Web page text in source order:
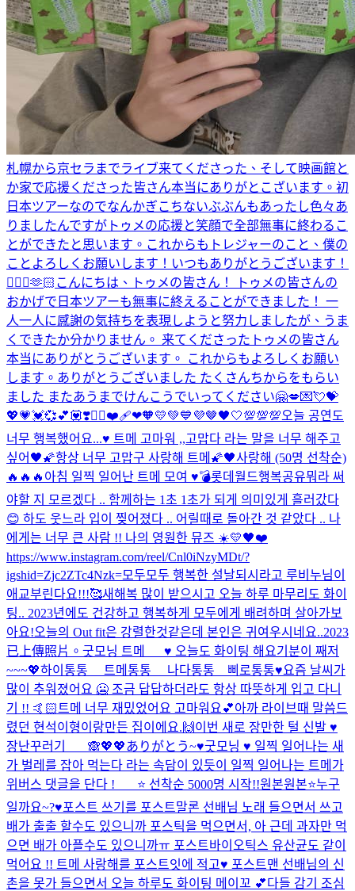
札幌から京セラまでライブ来てくださった、そして映画館と
か家で応援くださった皆さん本当にありがとこざいます。初
日本ツアーなのでなんかぎこちないぶぶんもあったし色々あ
りましたんですがトゥメの応援と笑顔で全部無事に終わるこ
とができたと思います。これからもトレジャーのこと、僕の
ことよろしくお願いします！いつもありがとうございます！
🙇🏻‍♂️🫶🏻 こんにちは、トゥメの皆さん！ トゥメの皆さんの
おかげで日本ツアーも無事に終えることができました！ 一
人一人に感謝の気持ちを表現しようと努力しましたが、うま
くできたか分かりません。 来てくださったトゥメの皆さん
本当にありがとうございます。 これからもよろしくお願い
します。 ありがとうございました たくさんちからをもらい
ました またあうまでけんこうでいってください🤗💋💌💘💝
💖💗💓💞💕💟❣️❤️‍🔥❤️‍🩹❤🧡💛💚💙💜🤎🖤🤍💯💯💯오늘 공연도
너무 행복했어요...♥️ 트메 고마워 ,,고맙다 라는 말을 너무 해주고
싶어 🖤🌠항상 너무 고맙구 사랑해 트메🌠🖤사랑해 (50명 선착순)
🔥🔥🔥 아침 일찍 일어난 트메 모여 ♥️💣롯데월드행복공유뭐라 써
야할 지 모르겠다 .. 함께하는 1초 1초가 되게 의미있게 흘러갔다
😊 하도 웃느라 입이 찢어졌다 .. 어릴때로 돌아간 것 같았다 .. 나
에게는 너무 큰 사람 !! 나의 영원한 뮤즈 ☀️💛🖤❤️
https://www.instagram.com/reel/Cnl0iNzyMDt/?
igshid=Zjc2ZTc4Nzk=모두모두 행복한 설날되시라고 루비누님이
애교부린다요!!!🥰새해복 많이 받으시고 오늘 하루 마무리도 화이
팅.. 2023년에도 건강하고 행복하게 모두에게 배려하며 살아가보
아요!오늘의 Out fit은 강렬한것같은데 본인은 귀여우시네요..2023
已上傳照片。 굿모닝 트메___♥️ 오늘도 화이팅 해요기분이 째저
~~~💖하이통통__ 트메통통__ 나다통통__삐로통통♥️요즘 날씨가
많이 추워졌어요 🥶 조금 답답하더라도 항상 따뜻하게 입고 다니
기 !! 🤙🏻 트메 너무 재밌었어요 고마워요💕아까 라이브때 말씀드
렸던 현석이형이랑만든 집이에요.🙌 이번 새로 장만한 털 신발 ♥️
장난꾸러기 ___🙈💖💖ありがとう~♥️굿모닝 ♥️ 일찍 일어나는 새
가 벌레를 잡아 먹는다 라는 속담이 있듯이 일찍 일어나는 트메가
위버스 댓글을 단다 ! ___⭐️ 선착순 5000명 시작!!원본원본⭐️누구
일까요~?♥️포스트 쓰기를 포스트말론 선배님 노래 들으면서 쓰고
배가 출출 할수도 있으니까 포스틱을 먹으면서, 아 근데 과자만 먹
으면 배가 아플수도 있으니까ㅠ 포스트바이오틱스 유산균도 같이
먹어요 !! 트메 사랑해를 포스트잇에 적고♥️ 포스트맨 선배님의 신
촌을 못가 들으면서 오늘 하루도 화이팅 메이꼬 💕다들 감기 조심